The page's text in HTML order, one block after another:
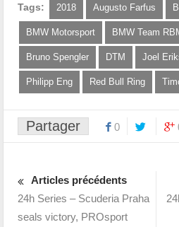
Tags: 2018 Augusto Farfus
BMW Motorsport BMW Team
Bruno Spengler DTM Joel
Philipp Eng Red Bull Ring
Partager 0
Articles précédents
24h Series – Scuderia Praha
seals victory, PROsport